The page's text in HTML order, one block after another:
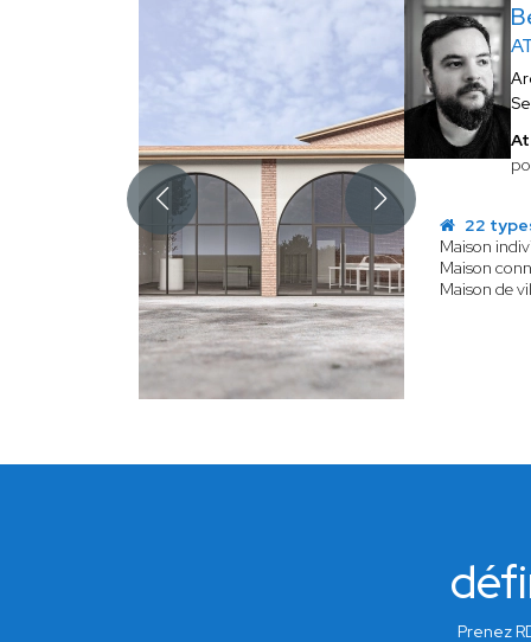
22
Maison
Maison
Maison de
Prenez